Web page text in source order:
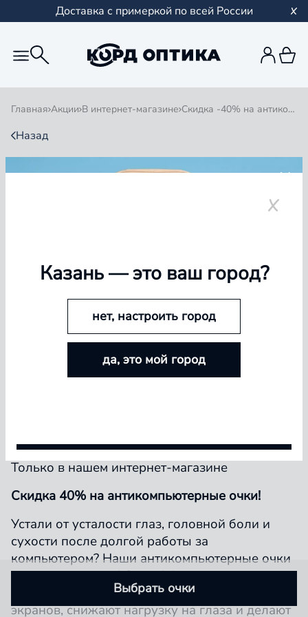
Доставка с примеркой по всей России
Главная Акции В интернет-магазине Скидка -40% на антикомпьютерные очки в интернет-магазине
Назад
СКИДКА -40% НА
Только в нашем интернет-магазине
Скидка 40% на антикомпьютерные очки!
Устали от усталости глаз, головной боли и
сухости после долгой работы за
компьютером? Наши антикомпьютерные очки
— ваше спасение! Они эффективно
блокируют вредное синее излучение от
экранов, снижают нагрузку на глаза и делают
Выбрать очки
БОЛЬШЕ ЛИНЗ — БОЛЬШЕ СКИДКА
Покупайте контактные линзы Airway и увеличивайте
размер скидки — от 5% до 15%
Казань— это ваш город?
нет, настроить город
да, это мой город